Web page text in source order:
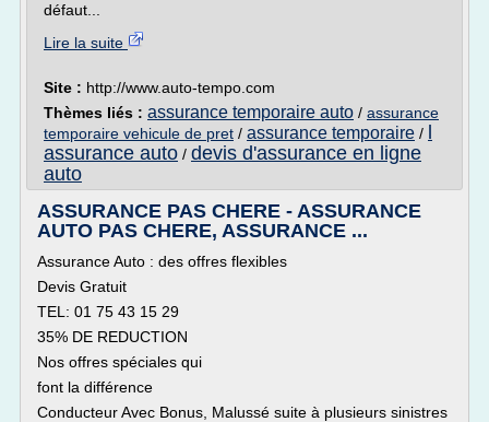
défaut...
Lire la suite
Site : http://www.auto-tempo.com
Thèmes liés : assurance temporaire auto / assurance
temporaire vehicule de pret / assurance temporaire /
assurance auto / devis d'assurance en ligne
auto
ASSURANCE PAS CHERE - ASSURANCE
AUTO PAS CHERE, ASSURANCE ...
Assurance Auto : des offres flexibles
Devis Gratuit
TEL: 01 75 43 15 29
35% DE REDUCTION
Nos offres spéciales qui
font la différence
Conducteur Avec Bonus, Malussé suite à plusieurs sinistres